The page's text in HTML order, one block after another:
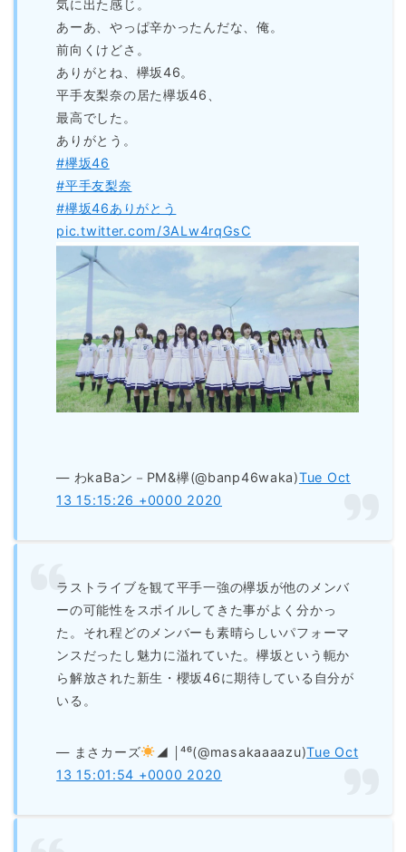
気に出た感じ。
あーあ、やっぱ辛かったんだな、俺。
前向くけどさ。
ありがとね、欅坂46。
平手友梨奈の居た欅坂46、
最高でした。
ありがとう。
#欅坂46
#平手友梨奈
#欅坂46ありがとう
pic.twitter.com/3ALw4rqGsC
— わkaBaン－PM&欅(@banp46waka)Tue Oct
13 15:15:26 +0000 2020
ラストライブを観て平手一強の欅坂が他のメンバ
ーの可能性をスポイルしてきた事がよく分かっ
た。それ程どのメンバーも素晴らしいパフォーマ
ンスだったし魅力に溢れていた。欅坂という軛か
ら解放された新生・櫻坂46に期待している自分が
いる。
— まさカーズ ◢ ￨⁴⁶(@masakaaaazu)Tue Oct
13 15:01:54 +0000 2020